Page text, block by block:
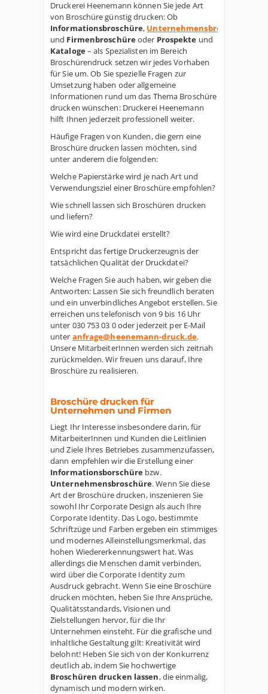
Druckerei Heenemann können Sie jede Art
von Broschüre günstig drucken: Ob
Informationsbroschüre, Unternehmensbroschüre
und Firmenbroschüreoder Prospekte und
Kataloge– als Spezialisten im Bereich
Broschürendruck setzen wir jedes Vorhaben
für Sie um. Ob Sie spezielle Fragen zur
Umsetzung haben oder allgemeine
Informationen rund um das Thema Broschüre
drucken wünschen: Druckerei Heenemann
hilft Ihnen jederzeit professionell weiter.
Häufige Fragen von Kunden, die gern eine
Broschüre drucken lassen möchten, sind
unter anderem die folgenden:
Welche Papierstärke wird je nach Art und
Verwendungsziel einer Broschüre empfohlen?
Wie schnell lassen sich Broschüren drucken
und liefern?
Wie wird eine Druckdatei erstellt?
Entspricht das fertige Druckerzeugnis der
tatsächlichen Qualität der Druckdatei?
Welche Fragen Sie auch haben, wir geben die
Antworten: Lassen Sie sich freundlich beraten
und ein unverbindliches Angebot erstellen. Sie
erreichen uns telefonisch von 9 bis 16 Uhr
unter 030 753 03 0 oder jederzeit per E-Mail
unter anfrage@heenemann-druck.de.
Unsere MitarbeiterInnen werden sich zeitnah
zurückmelden. Wir freuen uns darauf, Ihre
Broschüre zu realisieren.
Broschüre drucken für
Unternehmen und Firmen
Liegt Ihr Interesse insbesondere darin, für
MitarbeiterInnen und Kunden die Leitlinien
und Ziele Ihres Betriebes zusammenzufassen,
dann empfehlen wir die Erstellung einer
Informationsborschüre bzw.
Unternehmensbroschüre. Wenn Sie diese
Art der Broschüre drucken, inszenieren Sie
sowohl Ihr Corporate Design als auch Ihre
Corporate Identity. Das Logo, bestimmte
Schriftzüge und Farben ergeben ein stimmiges
und modernes Alleinstellungsmerkmal, das
hohen Wiedererkennungswert hat. Was
allerdings die Menschen damit verbinden,
wird über die Corporate Identity zum
Ausdruck gebracht. Wenn Sie eine Broschüre
drucken möchten, heben Sie Ihre Ansprüche,
Qualitätsstandards, Visionen und
Zielstellungen hervor, für die Ihr
Unternehmen einsteht. Für die grafische und
inhaltliche Gestaltung gilt: Kreativität wird
belohnt! Heben Sie sich von der Konkurrenz
deutlich ab, indem Sie hochwertige
Broschüren drucken lassen, die einmalig,
dynamisch und modern wirken.